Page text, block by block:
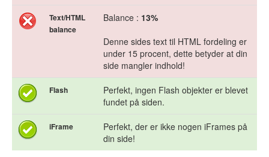
Text/HTML
balance
Balance : 13%
Denne sides text til HTML fordeling er
under 15 procent, dette betyder at din
side mangler indhold!
Flash
Perfekt, ingen Flash objekter er blevet
fundet på siden.
iFrame
Perfekt, der er ikke nogen iFrames på
din side!